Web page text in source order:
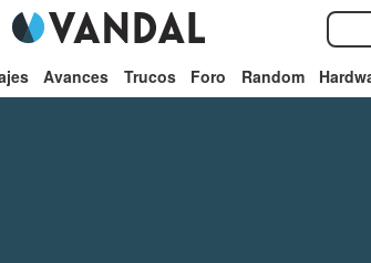
Avances Trucos Foro Random